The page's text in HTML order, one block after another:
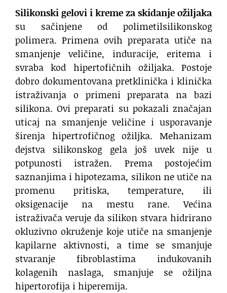
Silikonski gelovi i kreme za skidanje ožiljaka
su sačinjene od polimetilsilikonskog
polimera. Primena ovih preparata utiče na
smanjenje veličine, induracije, eritema i
svraba kod hipertofičnih ožiljaka. Postoje
dobro dokumentovana pretklinička i klinička
istraživanja o primeni preparata na bazi
silikona. Ovi preparati su pokazali značajan
uticaj na smanjenje veličine i usporavanje
širenja hipertrofičnog ožiljka. Mehanizam
dejstva silikonskog gela još uvek nije u
potpunosti istražen. Prema postojećim
saznanjima i hipotezama, silikon ne utiče na
promenu pritiska, temperature, ili
oksigenacije na mestu rane. Većina
istraživača veruje da silikon stvara hidrirano
okluzivno okruženje koje utiče na smanjenje
kapilarne aktivnosti, a time se smanjuje
stvaranje fibroblastima indukovanih
kolagenih naslaga, smanjuje se ožiljna
hipertorofija i hiperemija.